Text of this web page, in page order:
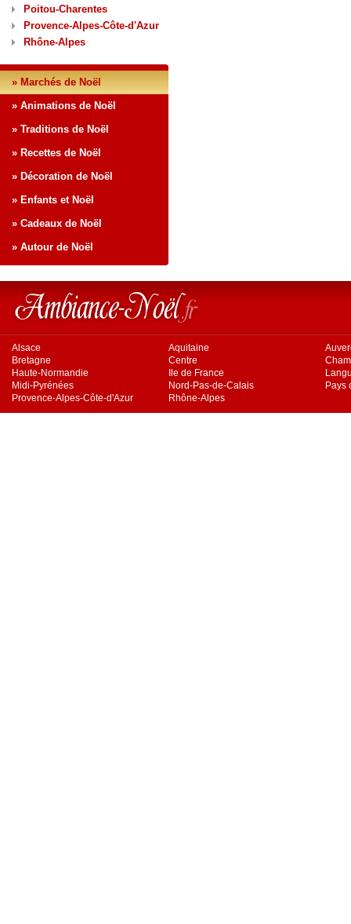
Poitou-Charentes
Provence-Alpes-Côte-d'Azur
Rhône-Alpes
» Marchés de Noël
» Animations de Noël
» Traditions de Noël
» Recettes de Noël
» Décoration de Noël
» Enfants et Noël
» Cadeaux de Noël
» Autour de Noël
Alsace Aquitaine
Bretagne
Centre
Haute-Normandie
Ile de France
Midi-Pyrénées
Nord-Pas-de-Calais
Pays
Provence-Alpes-Côte-d'Azur
Rhône-Alpes